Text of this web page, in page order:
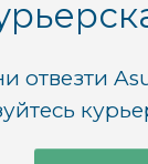
отвезти